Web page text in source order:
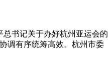
书记关于办好杭州亚运会的
调有序统筹高效。杭州市委